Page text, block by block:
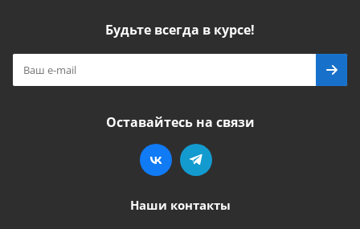
Будьте всегда в курсе!
Оставайтесь на связи
Наши контакты